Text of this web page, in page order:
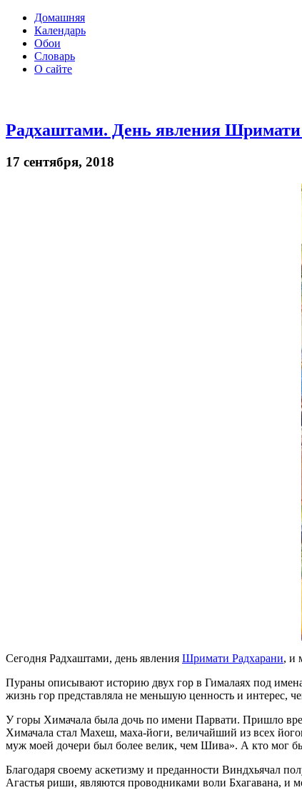
Домашняя
Календарь
Обои
Словарь
О сайте
Радхаштами. День явления Шримати
17 сентября, 2018
Сегодня Радхаштами, день явления Шримати Радхарани, и
Пураны описывают историю двух гор в Гималаях под
жизнь гор представляла не меньшую ценность и интерес,
У горы Химачала была дочь по имени Парвати. Пришло
Химачала стал Махеш, маха-йоги, величайший из всех
муж моей дочери был более велик, чем Шива». А кто мог
Благодаря своему аскетизму и преданности Виндхьячал
Агастья риши, являются проводниками воли Бхагавана, и